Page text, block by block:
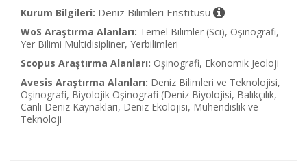
Kurum Bilgileri: Deniz Bilimleri Enstitüsü
WoS Araştırma Alanları: Temel Bilimler (Sci), Oşinografi,
Yer Bilimi Multidisipliner, Yerbilimleri
Scopus Araştırma Alanları: Oşinografi, Ekonomik Jeoloji
Avesis Araştırma Alanları: Deniz Bilimleri ve Teknolojisi,
Oşinografi, Biyolojik Oşinografi (Deniz Biyolojisi, Balıkçılık,
Canlı Deniz Kaynakları, Deniz Ekolojisi, Mühendislik ve
Teknoloji